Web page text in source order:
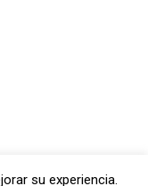
su experiencia.